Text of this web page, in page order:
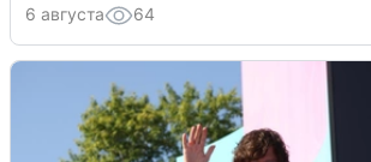
6 августа 64